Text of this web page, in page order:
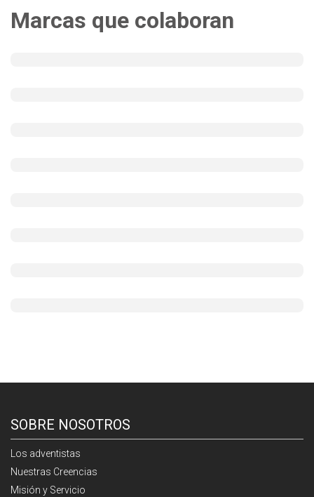
Marcas que colaboran
SOBRE NOSOTROS
Los adventistas
Nuestras Creencias
Misión y Servicio